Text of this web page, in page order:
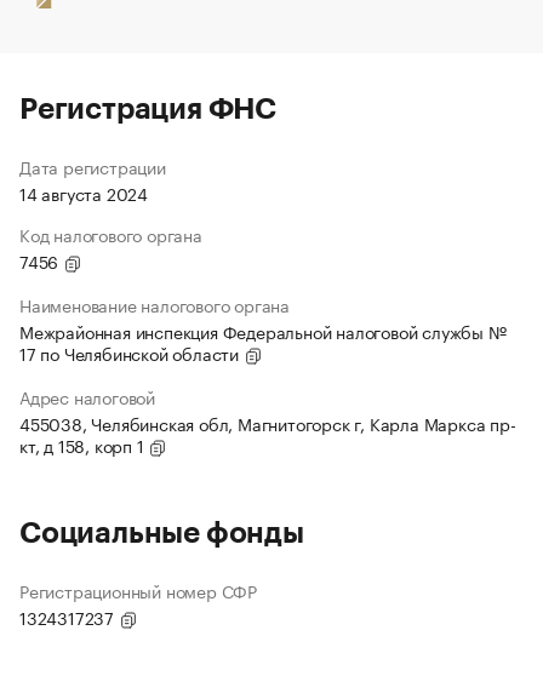
Регистрация ФНС
Дата регистрации
14 августа 2024
Код налогового органа
7456
Наименование налогового органа
Межрайонная инспекция Федеральной налоговой службы №
17 по Челябинской области
Адрес налоговой
455038, Челябинская обл, Магнитогорск г, Карла Маркса пр-
кт, д 158, корп 1
Социальные фонды
Регистрационный номер СФР
1324317237